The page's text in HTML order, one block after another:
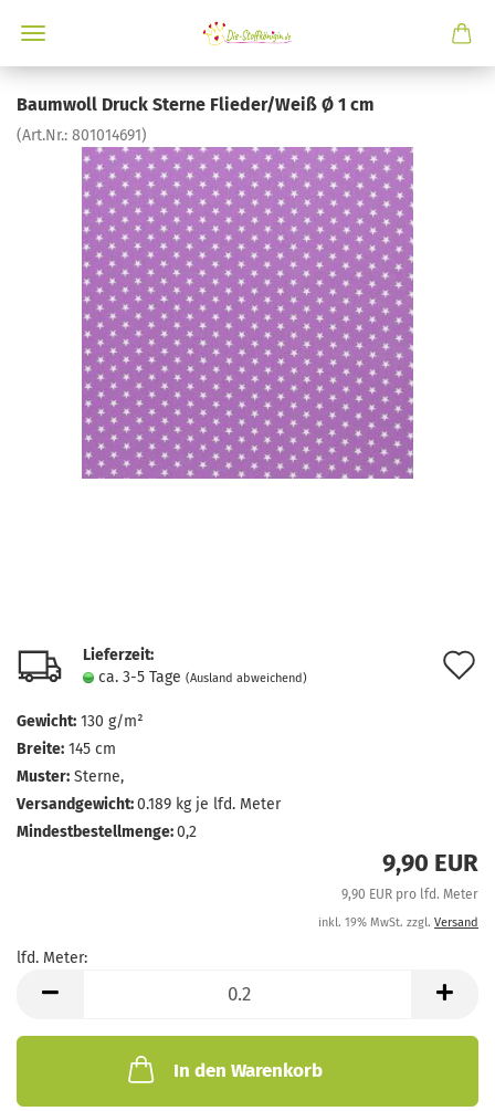
Baumwoll Druck Sterne Flieder/Weiß Ø 1 cm
(Art.Nr.: 801014691)
Lieferzeit:
ca. 3-5 Tage (Ausland abweichend)
Gewicht: 130 g/m²
Breite: 145 cm
Muster: Sterne,
Versandgewicht:0.189 kg je lfd. Meter
Mindestbestellmenge:0,2
9,90 EUR
9,90 EUR pro lfd. Meter
inkl. 19% MwSt. zzgl. Versand
lfd. Meter:
Meter
In den Warenkorb